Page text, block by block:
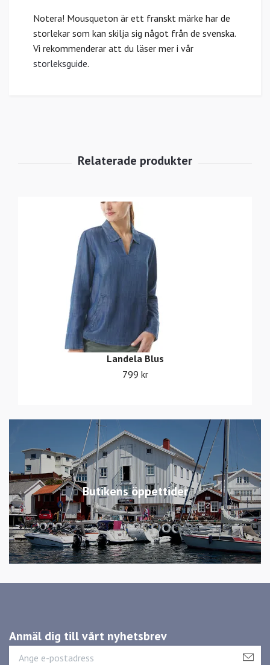
Butikens öppettider
Notera! Mousqueton är ett franskt märke har de
storlekar som kan skilja sig något från de svenska.
Vi rekommenderar att du läser mer i vår
storleksguide.
Landela Blus
799 kr
Anmäl dig till vårt nyhetsbrev